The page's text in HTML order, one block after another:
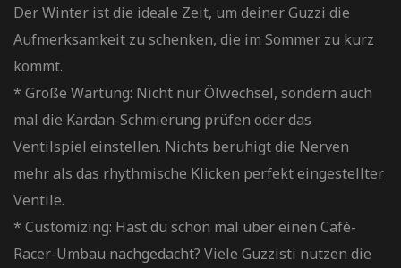
Der Winter ist die ideale Zeit, um deiner Guzzi die
Aufmerksamkeit zu schenken, die im Sommer zu kurz
kommt.
* Große Wartung: Nicht nur Ölwechsel, sondern auch
mal die Kardan-Schmierung prüfen oder das
Ventilspiel einstellen. Nichts beruhigt die Nerven
mehr als das rhythmische Klicken perfekt eingestellter
Ventile.
* Customizing: Hast du schon mal über einen Café-
Racer-Umbau nachgedacht? Viele Guzzisti nutzen die